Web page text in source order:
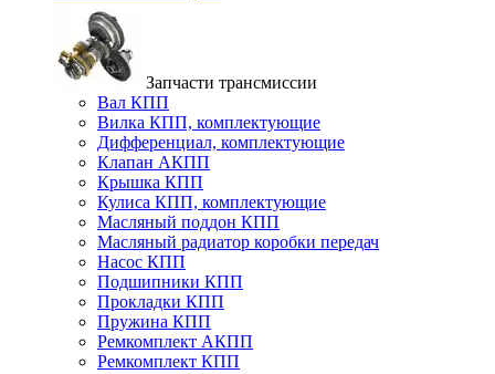
Запчасти трансмиссии
Вал КПП
Вилка КПП, комплектующие
Дифференциал, комплектующие
Клапан АКПП
Крышка КПП
Кулиса КПП, комплектующие
Масляный поддон КПП
Масляный радиатор коробки передач
Насос КПП
Подшипники КПП
Прокладки КПП
Пружина КПП
Ремкомплект АКПП
Ремкомплект КПП